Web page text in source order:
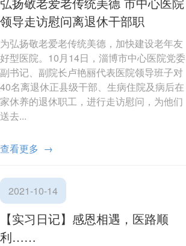
领导走访慰问离退休干部职
为弘扬敬老爱老传统美德，加快建设老年友
好型医院。10月14日，淄博市中心医院党委
副书记、副院长卢艳丽代表医院领导班子对
40名离退休正县级干部、生病住院及病后在
家休养的退休职工，进行走访慰问，为他们
送去...
查看更多 →
2021-10-14
【实习日记】感恩相遇，医路顺
利……